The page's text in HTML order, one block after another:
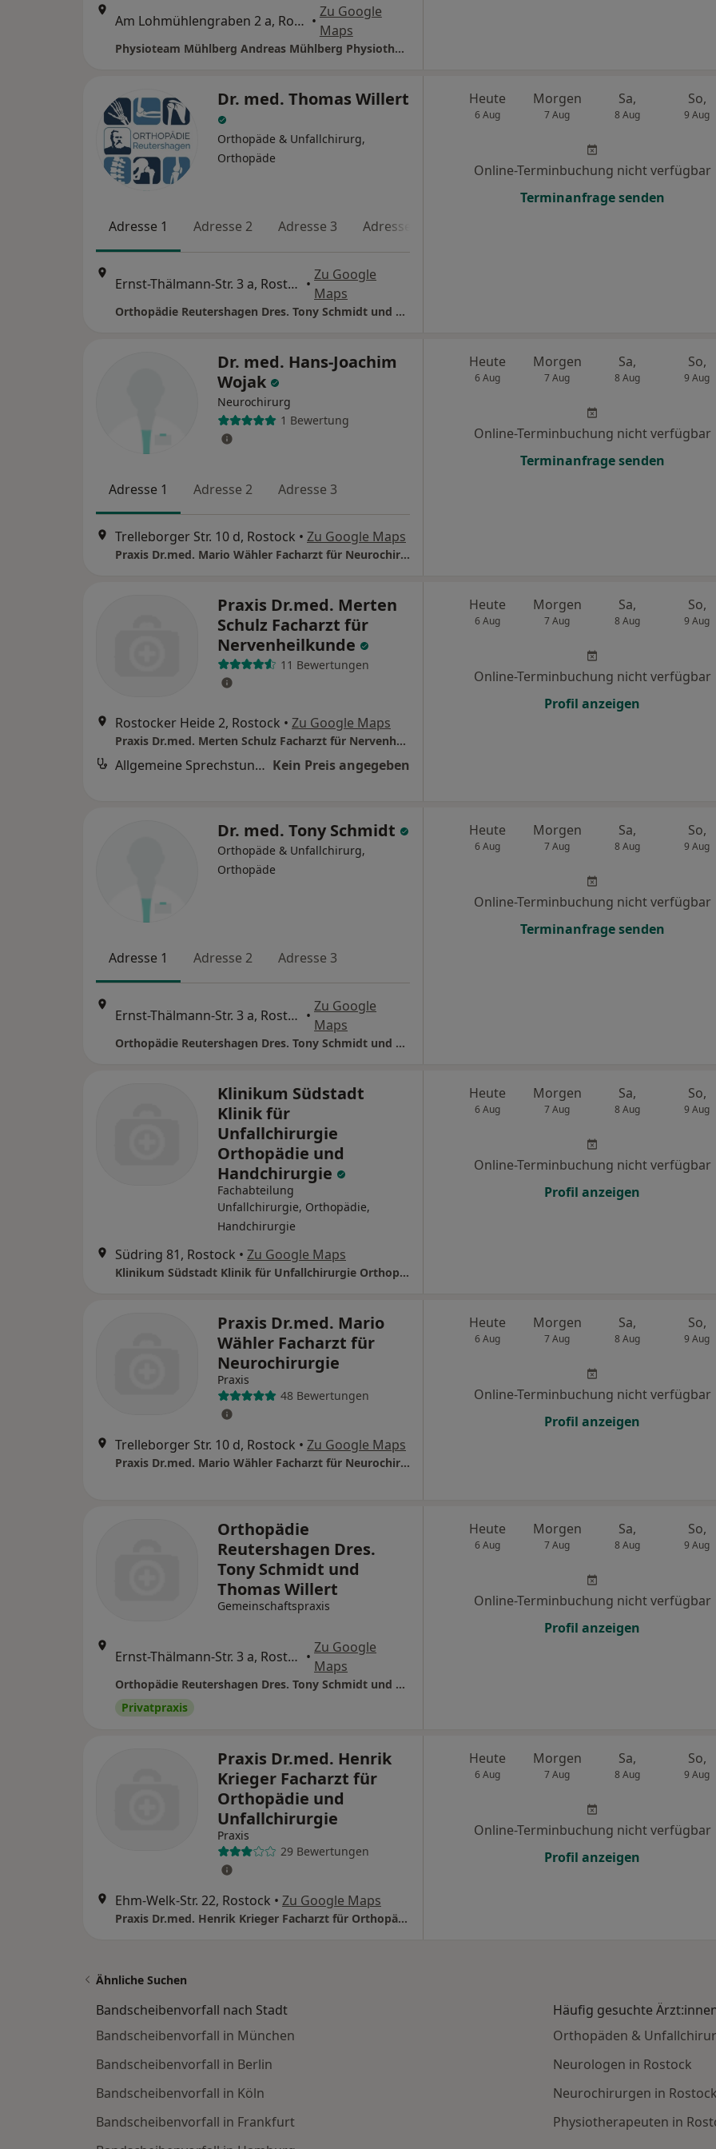
Am Lohmühlengraben 2 a, Rostock •
Zu Google
Maps
Physioteam Mühlberg Andreas Mühlberg Physiotherapie
Dr. med. Thomas Willert
Orthopäde & Unfallchirurg,
Orthopäde
Adresse 1 Adresse 2 Adresse 3 Adresse 4
Ernst-Thälmann-Str. 3 a, Rostock •
Zu Google
Maps
Orthopädie Reutershagen Dres. Tony Schmidt und Thomas Willert
Heute
6 Aug
Morgen
7 Aug
Sa,
8 Aug
So,
9 Aug
Online-Terminbuchung nicht verfügbar
Terminanfrage senden
Dr. med. Hans-Joachim
Wojak
Neurochirurg
1 Bewertung
Adresse 1 Adresse 2 Adresse 3
Trelleborger Str. 10 d, Rostock • Zu Google Maps
Praxis Dr.med. Mario Wähler Facharzt für Neurochirurgie
Heute
6 Aug
Morgen
7 Aug
Sa,
8 Aug
So,
9 Aug
Online-Terminbuchung nicht verfügbar
Terminanfrage senden
Praxis Dr.med. Merten
Schulz Facharzt für
Nervenheilkunde
11 Bewertungen
Rostocker Heide 2, Rostock • Zu Google Maps
Praxis Dr.med. Merten Schulz Facharzt für Nervenheilkunde
Allgemeine Sprechstunde Kein Preis angegeben
Heute
6 Aug
Morgen
7 Aug
Sa,
8 Aug
So,
9 Aug
Online-Terminbuchung nicht verfügbar
Profil anzeigen
Dr. med. Tony Schmidt
Orthopäde & Unfallchirurg,
Orthopäde
Adresse 1 Adresse 2 Adresse 3
Ernst-Thälmann-Str. 3 a, Rostock •
Zu Google
Maps
Orthopädie Reutershagen Dres. Tony Schmidt und Thomas Willert
Heute
6 Aug
Morgen
7 Aug
Sa,
8 Aug
So,
9 Aug
Online-Terminbuchung nicht verfügbar
Terminanfrage senden
Klinikum Südstadt
Klinik für
Unfallchirurgie
Orthopädie und
Handchirurgie
Fachabteilung
Unfallchirurgie, Orthopädie,
Handchirurgie
Südring 81, Rostock • Zu Google Maps
Klinikum Südstadt Klinik für Unfallchirurgie Orthopädie und Handchirurgie
Heute
6 Aug
Morgen
7 Aug
Sa,
8 Aug
So,
9 Aug
Online-Terminbuchung nicht verfügbar
Profil anzeigen
Praxis Dr.med. Mario
Wähler Facharzt für
Neurochirurgie
Praxis
48 Bewertungen
Trelleborger Str. 10 d, Rostock • Zu Google Maps
Praxis Dr.med. Mario Wähler Facharzt für Neurochirurgie
Heute
6 Aug
Morgen
7 Aug
Sa,
8 Aug
So,
9 Aug
Online-Terminbuchung nicht verfügbar
Profil anzeigen
Orthopädie
Reutershagen Dres.
Tony Schmidt und
Thomas Willert
Gemeinschaftspraxis
Ernst-Thälmann-Str. 3 a, Rostock •
Zu Google
Maps
Orthopädie Reutershagen Dres. Tony Schmidt und Thomas Willert
Privatpraxis
Heute
6 Aug
Morgen
7 Aug
Sa,
8 Aug
So,
9 Aug
Online-Terminbuchung nicht verfügbar
Profil anzeigen
Praxis Dr.med. Henrik
Krieger Facharzt für
Orthopädie und
Unfallchirurgie
Praxis
29 Bewertungen
Ehm-Welk-Str. 22, Rostock • Zu Google Maps
Praxis Dr.med. Henrik Krieger Facharzt für Orthopädie und Unfallchirurgie
Heute
6 Aug
Morgen
7 Aug
Sa,
8 Aug
So,
9 Aug
Online-Terminbuchung nicht verfügbar
Profil anzeigen
Ähnliche Suchen
Bandscheibenvorfall nach Stadt
Bandscheibenvorfall in München
Bandscheibenvorfall in Berlin
Bandscheibenvorfall in Köln
Bandscheibenvorfall in Frankfurt
Häufig gesuchte
Orthopäden &
Neurologen in Rostock
Neurochirurgen in Rostock
Physiotherapeuten in